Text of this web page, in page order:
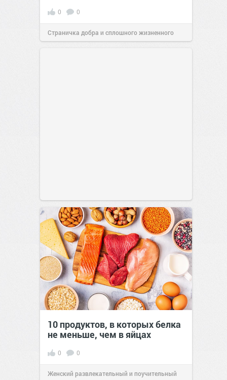
0 0
Страничка добра и сплошного жизненного
10 продуктов, в которых белка
не меньше, чем в яйцах
0 0
Женский развлекательный и поучительный